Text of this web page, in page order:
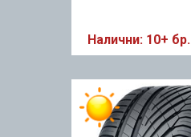
Налични: 10+ бр.